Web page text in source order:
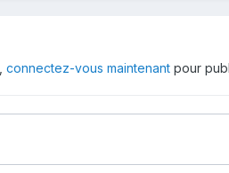
connectez-vous maintenant pour